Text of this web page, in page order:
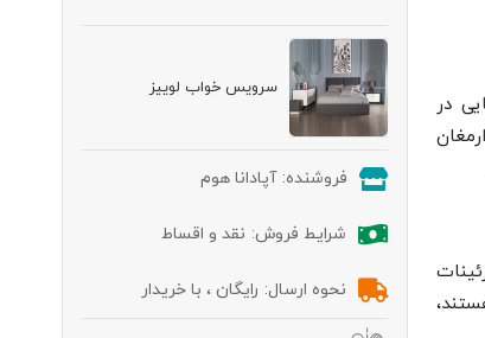
در
سرویس خواب لوییز
فروشنده: آپادانا هوم
شرایط فروش: نقد و اقساط
نحوه ارسال: رایگان ، با خریدار